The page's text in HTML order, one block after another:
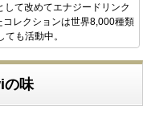
て改めてエナジードリンク
レクションは世界8,000種類
も活動中。
味